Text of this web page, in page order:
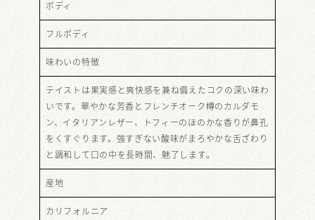
ボディ
フルボディ
味わいの特徴
テイストは果実感と爽快感を兼ね備えたコクの深い味わ
いです。華やかな芳香とフレンチオーク樽のカルダモ
ン、イタリアンレザー、トフィーのほのかな香りが鼻孔
をくすぐります。強すぎない酸味がまろやかな舌ざわり
と調和して口の中を長時間、魅了します。
産地
カリフォルニア